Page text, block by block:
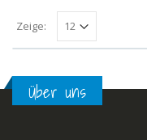
Zeige:
Über uns